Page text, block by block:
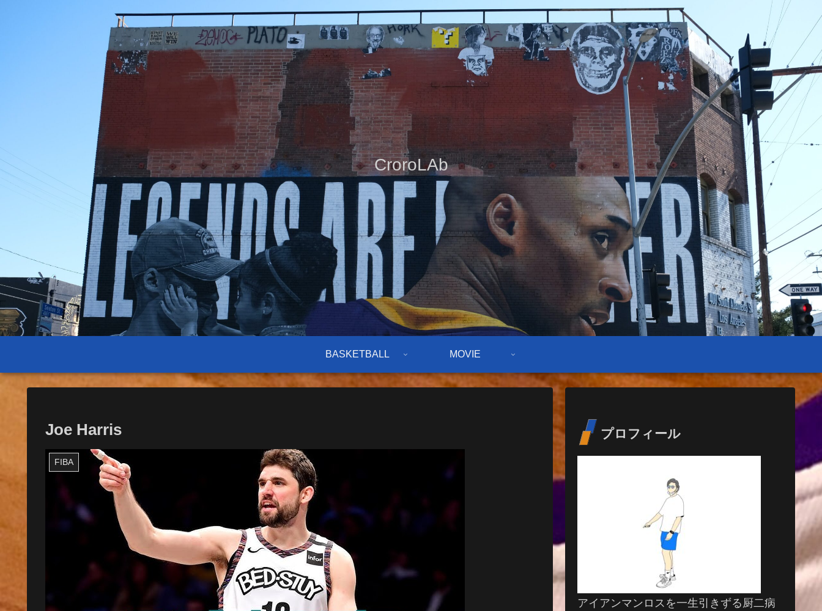
CroroLAb
BASKETBALL MOVIE
Joe Harris
FIBA
プロフィール
アイアンマンロスを一生引きずる厨二病